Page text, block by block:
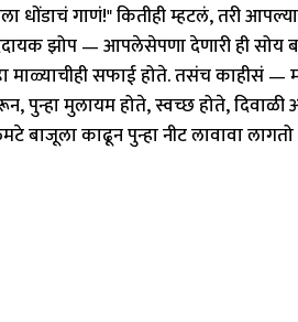
धोंडाचं गाणं!" कितीही म्हटलं, तरी
झोप — आपलेसेपणा देणारी ही सोय
माळ्याचीही सफाई होते. तसंच काहीसं —
मुलायम होते, स्वच्छ होते, दिवाळी
बाजूला काढून पुन्हा नीट लावावा